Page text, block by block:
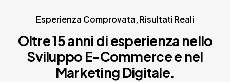
Esperienza Comprovata, Risultati Reali
Oltre 15 anni di esperienza nello
Sviluppo E-Commerce e nel
Marketing Digitale.